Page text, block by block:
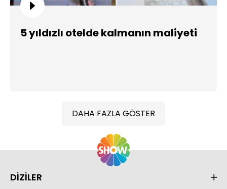
5 yıldızlı otelde kalmanın maliyeti
DAHA FAZLA GÖSTER
DİZİLER